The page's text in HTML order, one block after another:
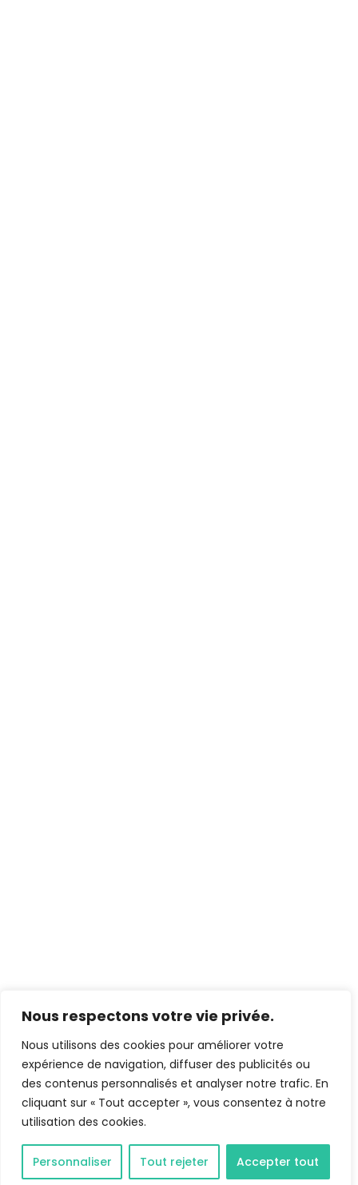
Nous respectons votre vie privée.
Nous utilisons des cookies pour améliorer votre
expérience de navigation, diffuser des publicités ou
des contenus personnalisés et analyser notre trafic. En
cliquant sur « Tout accepter », vous consentez à notre
utilisation des cookies.
Personnaliser Tout rejeter Accepter tout